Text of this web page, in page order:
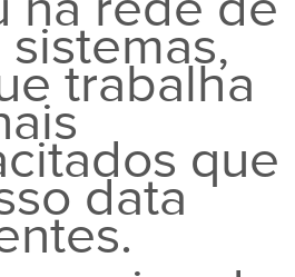
trabalha
que
data